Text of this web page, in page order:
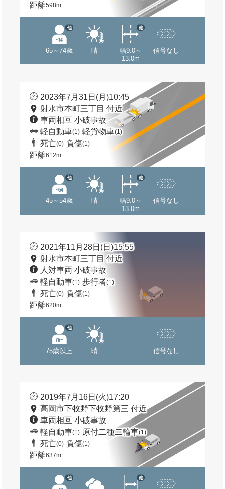
距離598m
65～74歳
他
晴
幅9.0～
13.0m
他
信号なし
2023年7月31日(月)10:45
射水市本町三丁目 付近
車両相互 小破事故
軽自動車(1) 軽貨物車(1)
死亡(0) 負傷(1)
距離612m
45～54歳
他
晴
幅9.0～
13.0m
他
信号なし
2021年11月28日(日)15:55
射水市本町三丁目 付近
人対車両 小破事故
軽自動車(1) 歩行者(1)
死亡(0) 負傷(1)
距離620m
75歳以上
他
晴 信号なし
2019年7月16日(火)17:20
高岡市下牧野下牧野第三 付近
車両相互 小破事故
軽自動車(1) 原付二種二輪車(1)
死亡(0) 負傷(1)
距離637m
他 他